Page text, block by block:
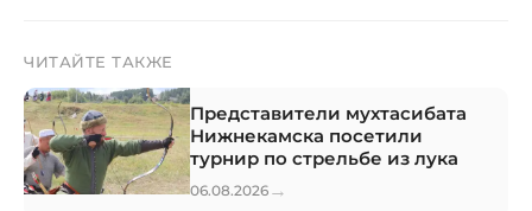
ЧИТАЙТЕ ТАКЖЕ
Представители мухтасибата
Нижнекамска посетили
турнир по стрельбе из лука
06.08.2026 →